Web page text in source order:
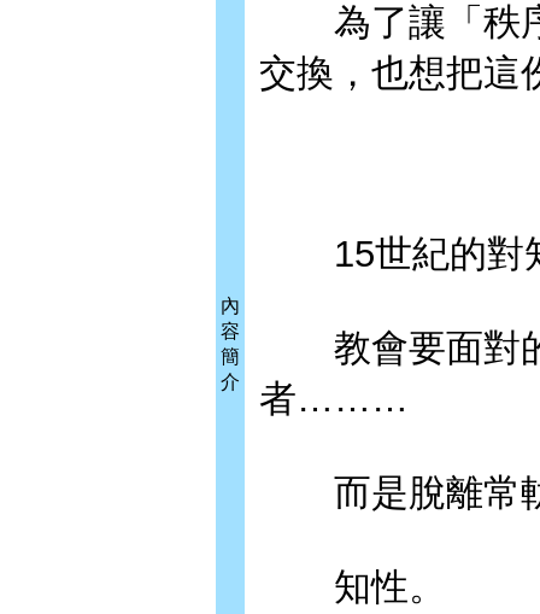
內
容
簡
介
為了讓「秩序
交換，也想把這
15世紀的對
教會要面對的
者………
而是脫離常
知性。